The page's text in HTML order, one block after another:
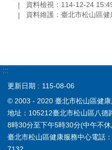
資料檢視：114-12-24
資料維護：臺北市松山區
:::
更新日期
115-08-06
© 2003 - 2020 臺北市松山區健
地址：105212臺北市松山區八德
8時30分至下午5時30分(中午不休
臺北市松山區健康服務中心電話